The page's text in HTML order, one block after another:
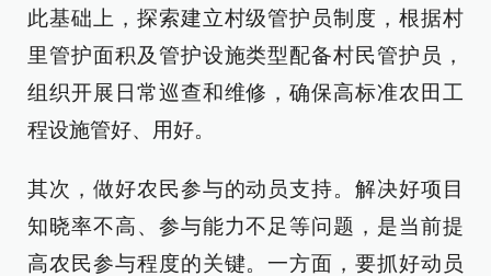
此基础上，探索建立村级管护员制度，根据村
里管护面积及管护设施类型配备村民管护员，
组织开展日常巡查和维修，确保高标准农田工
程设施管好、用好。
其次，做好农民参与的动员支持。解决好项目
知晓率不高、参与能力不足等问题，是当前提
高农民参与程度的关键。一方面，要抓好动员